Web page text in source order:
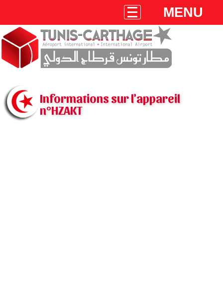
MENU
Informations sur l'appareil
n°HZAKT